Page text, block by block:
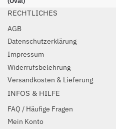
RECHTLICHES
AGB
Datenschutzerklärung
Impressum
Widerrufsbelehrung
Versandkosten & Lieferung
INFOS & HILFE
FAQ / Häufige Fragen
Mein Konto